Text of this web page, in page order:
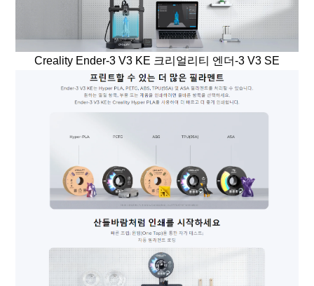
Creality Ender-3 V3 KE 크리얼리티 엔더-3 V3 SE